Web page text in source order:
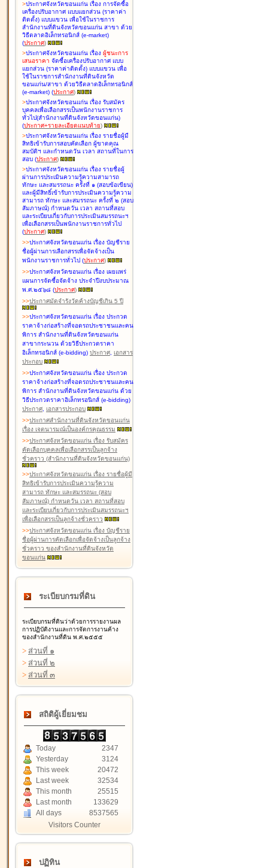
>ประกาศจังหวัดขอนแก่น เรื่อง การจัดซื้อ
เครื่องปรับอากาศ แบบแยกส่วน (ราคาค่า
ติดตั้ง) แบบแขวน เพื่อใช้ในราชการ
สำนักงานที่ดินจังหวัดขอนแก่น สาขา ด้วย
วิธีตลาดอิเล็กทรอนิกส์ (e-market)
(ประกาศ)
>ประกาศจังหวัดขอนแก่น เรื่อง ผู้ชนะการ
เสนอราคา จัดซื้อเครื่องปรับอากาศ แบบ
แยกส่วน (ราคาค่าติดตั้ง) แบบแขวน เพื่อ
ใช้ในราชการสำนักงานที่ดินจังหวัด
ขอนแก่น/สาขา ด้วยวิธีตลาดอิเล็กทรอนิกส์
(e-market) (ประกาศ)
>ประกาศจังหวัดขอนแก่น เรื่อง รับสมัคร
บุคคลเพื่อเลือกสรรเป็นพนักงานราชการ
ทั่วไป(สำนักงานที่ดินจังหวัดขอนแก่น)
(ประกาศ+รายละเอียดแนบท้าย)
>ประกาศจังหวัดขอนแก่น เรื่อง รายชื่อผู้มี
สิทธิเข้ารับการสอบคัดเลือก ผู้ขาดคุณ
สมบัติฯ และกำหนดวัน เวลา สถานที่ในการ
สอบ (ประกาศ)
>ประกาศจังหวัดขอนแก่น เรื่อง รายชื่อผู้
ผ่านการประเมินความรู้ความสามารถ
ทักษะ และสมรรถนะ ครั้งที่ ๑ (สอบข้อเขียน)
และผู้มีสิทธิ์เข้ารับการประเมินความรู้ความ
สามารถ ทักษะ และสมรรถนะ ครั้งที่ ๒ (สอบ
สัมภาษณ์) กำหนดวัน เวลา สถานที่สอบ
และระเบียบเกี่ยวกับการประเมินสมรรถนะฯ
เพื่อเลือกสรรเป็นพนักงานราชการทั่วไป
(ประกาศ)
>>ประกาศจังหวัดขอนแก่น เรื่อง บัญชีราย
ชื่อผู้ผ่านการเลือกสรรเพื่อจัดจ้างเป็น
พนักงานราชการทั่วไป (ประกาศ)
>>ประกาศจังหวัดขอนแก่น เรื่อง เผยแพร่
แผนการจัดซื้อจัดจ้าง ประจำปีงบประมาณ
พ.ศ.๒๕๖๘ (ประกาศ)
>>ประกาศมัดจำรังวัดค้างบัญชีเกิน 5 ปี
>>ประกาศจังหวัดขอนแก่น เรื่อง ประกวด
ราคาจ้างก่อสร้างที่จอดรถประชาชนและคน
พิการ สำนักงานที่ดินจังหวัดขอนแก่น
สาขากระนวน ด้วยวิธีประกวดราคา
อิเล็กทรอนิกส์ (e-bidding) ประกาศ, เอกสาร
ประกอบ
>>ประกาศจังหวัดขอนแก่น เรื่อง ประกวด
ราคาจ้างก่อสร้างที่จอดรถประชาชนและคน
พิการ สำนักงานที่ดินจังหวัดขอนแก่น ด้วย
วิธีประกวดราคาอิเล็กทรอนิกส์ (e-bidding)
ประกาศ, เอกสารประกอบ
>>ประกาศสำนักงานที่ดินจังหวัดขอนแก่น
เรื่อง เจตนารมณ์เป็นองค์กรคุณธรรม
>>ประกาศจังหวัดขอนแก่น เรื่อง รับสมัคร
คัดเลือกบุคคลเพื่อเลือกสรรเป็นลูกจ้าง
ชั่วคราว (สำนักงานที่ดินจังหวัดขอนแก่น)
>>ประกาศจังหวัดขอนแก่น เรื่อง รายชื่อผู้มี
สิทธิเข้ารับการประเมินความรู้ความ
สามารถ ทักษะ และสมรรถนะ (สอบ
สัมภาษณ์) กำหนดวัน เวลา สถานที่สอบ
และระเบียบเกี่ยวกับการประเมินสมรรถนะฯ
เพื่อเลือกสรรเป็นลูกจ้างชั่วคราว
>>ประกาศจังหวัดขอนแก่น เรื่อง บัญชีราย
ชื่อผู้ผ่านการคัดเลือกเพื่อจัดจ้างเป็นลูกจ้าง
ชั่วคราว ของสำนักงานที่ดินจังหวัด
ขอนแก่น
ระเบียบกรมที่ดิน
ระเบียบกรมที่ดินว่าด้วยการรายงานผล
การปฏิบัติงานและการจัดการงานค้าง
ของสำนักงานที่ดิน พ.ศ.๒๕๕๕
> ส่วนที่ ๑
> ส่วนที่ ๒
> ส่วนที่ ๓
สถิติผู้เยี่ยมชม
Today
2347
Yesterday
3124
This week
20472
Last week
32534
This month
25515
Last month
133629
All days
8537565
Visitors Counter
ปฏิทิน